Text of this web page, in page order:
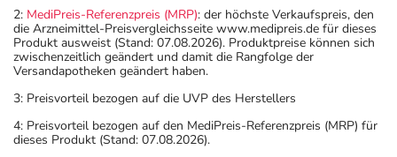
2: MediPreis-Referenzpreis (MRP): der höchste Verkaufspreis, den
die Arzneimittel-Preisvergleichsseite www.medipreis.de für dieses
Produkt ausweist (Stand: 07.08.2026). Produktpreise können sich
zwischenzeitlich geändert und damit die Rangfolge der
Versandapotheken geändert haben.
3: Preisvorteil bezogen auf die UVP des Herstellers
4: Preisvorteil bezogen auf den MediPreis-Referenzpreis (MRP) für
dieses Produkt (Stand: 07.08.2026).